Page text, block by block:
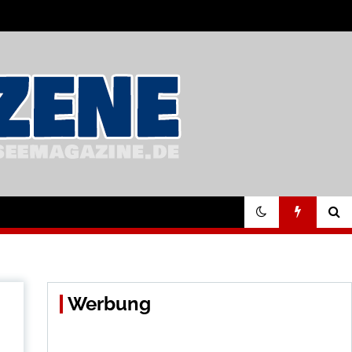
Werbung